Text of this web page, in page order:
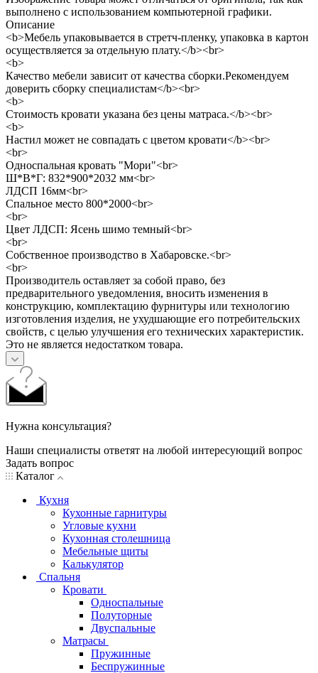
выполнено с использованием компьютерной графики.
Описание
<b>Мебель упаковывается в стретч-пленку, упаковка в картон
осуществляется за отдельную плату.</b><br>
<b>
Качество мебели зависит от качества сборки.Рекомендуем
доверить сборку специалистам</b><br>
<b>
Стоимость кровати указана без цены матраса.</b><br>
<b>
Настил может не совпадать с цветом кровати</b><br>
<br>
Односпальная кровать "Мори"<br>
Ш*В*Г: 832*900*2032 мм<br>
ЛДСП 16мм<br>
Спальное место 800*2000<br>
<br>
Цвет ЛДСП: Ясень шимо темный<br>
<br>
Собственное производство в Хабаровске.<br>
<br>
Производитель оставляет за собой право, без
предварительного уведомления, вносить изменения в
конструкцию, комплектацию фурнитуры или технологию
изготовления изделия, не ухудшающие его потребительских
свойств, с целью улучшения его технических характеристик.
Это не является недостатком товара.
Нужна консультация?
Наши специалисты ответят на любой интересующий вопрос
Задать вопрос
Каталог
Кухня
Кухонные гарнитуры
Угловые кухни
Кухонная столешница
Мебельные щиты
Калькулятор
Спальня
Кровати
Односпальные
Полуторные
Двуспальные
Матрасы
Пружинные
Беспружинные